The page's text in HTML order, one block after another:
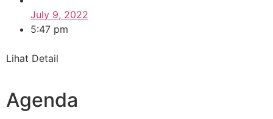
July 9, 2022
5:47 pm
Lihat Detail
Agenda